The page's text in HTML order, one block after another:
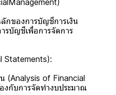
องการบัญชีการเงิน
รบัญชีเพื่อการจัดการ
of Financial
งกับการจัดทำงบประมาณ